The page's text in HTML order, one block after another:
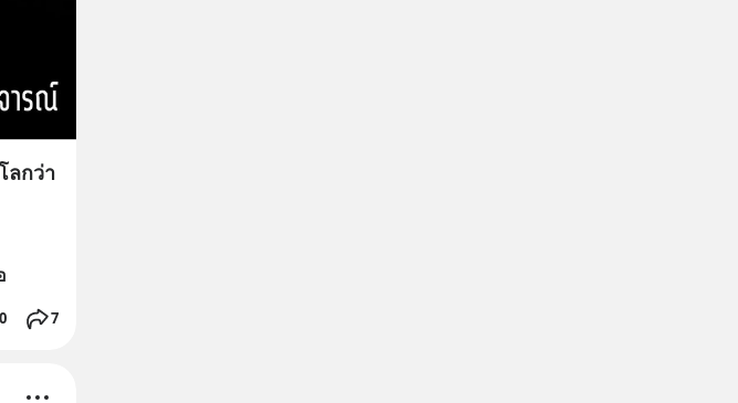
ลกว่า
7